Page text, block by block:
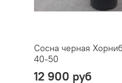
Сосна черная
40-50
12 900 руб